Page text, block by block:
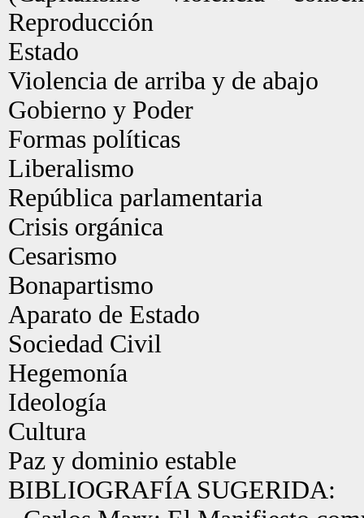
Reproducción
Estado
Violencia de arriba y de abajo
Gobierno y Poder
Formas políticas
Liberalismo
República parlamentaria
Crisis orgánica
Cesarismo
Bonapartismo
Aparato de Estado
Sociedad Civil
Hegemonía
Ideología
Cultura
Paz y dominio estable
BIBLIOGRAFÍA SUGERIDA: